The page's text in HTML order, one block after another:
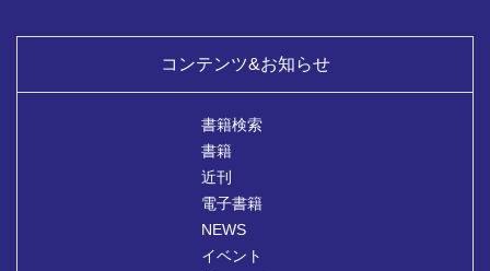
コンテンツ&お知らせ
書籍検索
書籍
近刊
電子書籍
NEWS
イベント